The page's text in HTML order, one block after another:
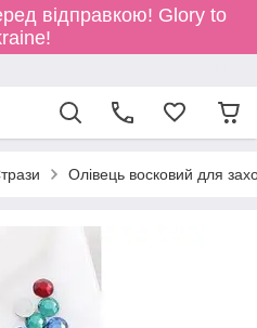
відправкою! Glory to
Олівець восковий для